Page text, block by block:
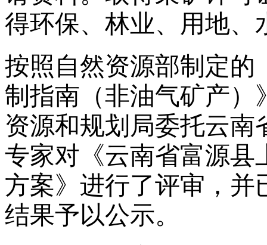
得环保、林业、用地、
按照自然资源部制定的
制指南（非油气矿产）
资源和规划局委托云南
专家对《云南省富源县
方案》进行了评审，并
结果予以公示。